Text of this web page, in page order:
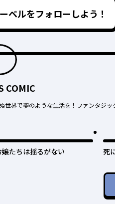
ベルをフォローしよう！
COMIC
世界で夢のような生活を！ファンタジッ
たちは揺るがない 死